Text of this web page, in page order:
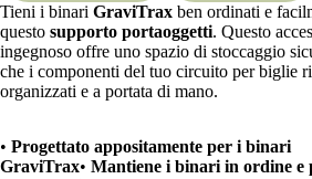
Tieni i binari GraviTrax ben ordinati e
questo supporto portaoggetti. Questo
ingegnoso offre uno spazio di stoccaggio
che i componenti del tuo circuito per biglie
organizzati e a portata di mano.
• Progettato appositamente per i binari
GraviTrax• Mantiene i binari in ordine e